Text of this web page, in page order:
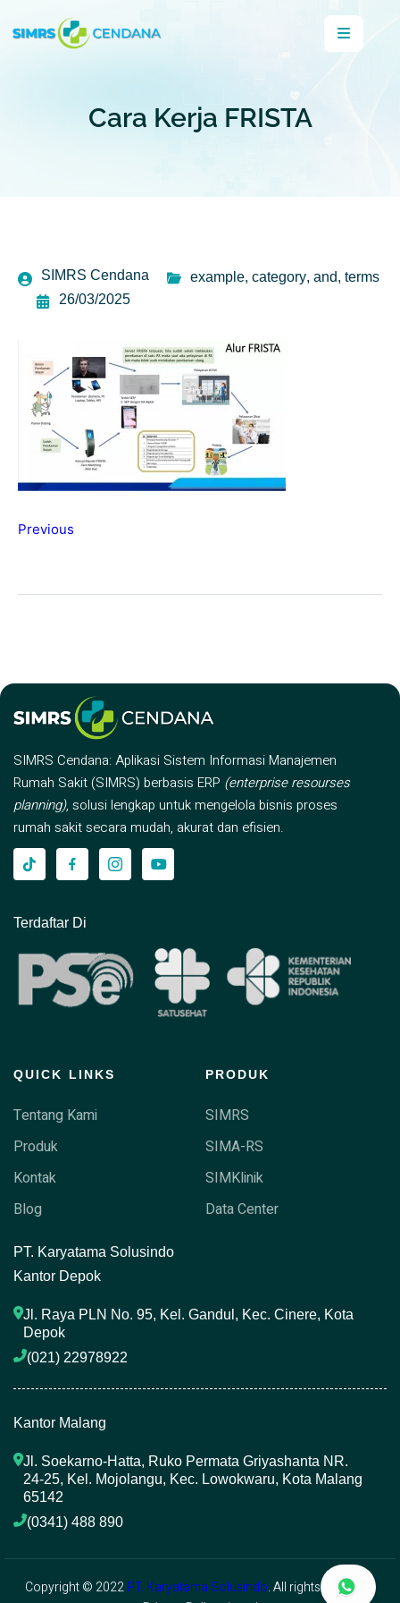
Cara Kerja FRISTA
SIMRS Cendana example, category, and, terms
26/03/2025
Previous
SIMRS Cendana: Aplikasi Sistem Informasi Manajemen
Rumah Sakit (SIMRS) berbasis ERP (enterprise resourses
planning), solusi lengkap untuk mengelola bisnis proses
rumah sakit secara mudah, akurat dan efisien.
Terdaftar Di
QUICK LINKS
Tentang Kami
Produk
Kontak
Blog
PRODUK
SIMRS
SIMA-RS
SIMKlinik
Data Center
PT. Karyatama Solusindo
Kantor Depok
Jl. Raya PLN No. 95, Kel. Gandul, Kec. Cinere, Kota
Depok
(021) 22978922
Kantor Malang
Jl. Soekarno-Hatta, Ruko Permata Griyashanta NR.
24-25, Kel. Mojolangu, Kec. Lowokwaru, Kota Malang
65142
(0341) 488 890
Copyright © 2022PT. Karyatama Solusindo. All rights reserved.